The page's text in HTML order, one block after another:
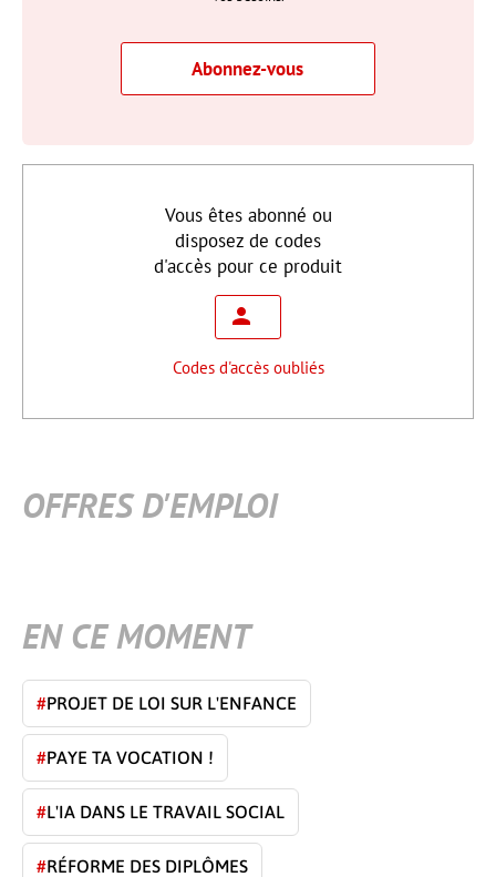
Abonnez-vous
Vous êtes abonné ou
disposez de codes
d'accès pour ce produit
Codes d'accès oubliés
OFFRES D'EMPLOI
EN CE MOMENT
#PROJET DE LOI SUR L'ENFANCE
#PAYE TA VOCATION !
#L'IA DANS LE TRAVAIL SOCIAL
#RÉFORME DES DIPLÔMES